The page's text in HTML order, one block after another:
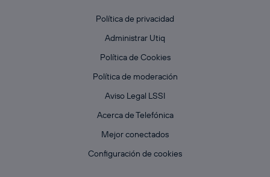
Política de privacidad
Administrar Utiq
Política de Cookies
Política de moderación
Aviso Legal LSSI
Acerca de Telefónica
Mejor conectados
Configuración de cookies